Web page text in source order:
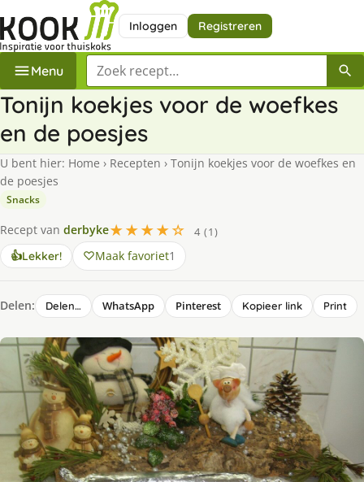
Inloggen Registreren
Menu Zoek een recept
Tonijn koekjes voor de woefkes
en de poesjes
U bent hier: Home › Recepten › Tonijn koekjes voor de woefkes en
de poesjes
Snacks
Recept van derbyke★★★★☆
4 (1)
👍Lekker! Maak favoriet1
Delen: Delen… WhatsApp Pinterest Kopieer link Print